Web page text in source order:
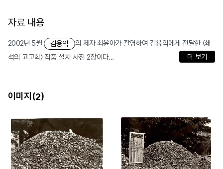
자료 내용
2002년 5월 김용익
의 제자 최윤아가 촬영하여 김용익에게 전달한 〈쇄
석의 고고학〉 작품 설치 사진 2장이다...
더 보기
이미지(2)